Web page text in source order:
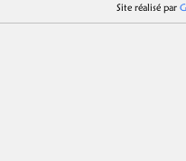
Site réalisé par